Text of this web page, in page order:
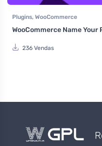
Plugins, WooCommerce
WooCommerce Name Your
236 Vendas